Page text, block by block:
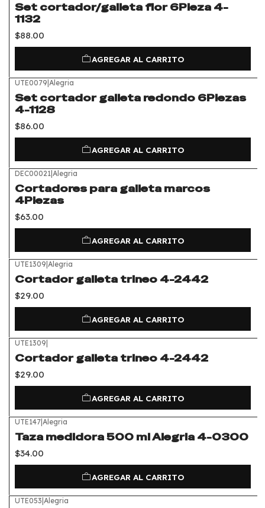
Set cortador/galleta flor 6Pieza 4-
1132
$88.00
AGREGAR AL CARRITO
UTE0079|Alegria
Set cortador galleta redondo 6Piezas
4-1128
$86.00
AGREGAR AL CARRITO
DEC00021|Alegria
Cortadores para galleta marcos
4Piezas
$63.00
AGREGAR AL CARRITO
UTE1309|Alegria
Cortador galleta trineo 4-2442
$29.00
AGREGAR AL CARRITO
UTE1309|
Cortador galleta trineo 4-2442
$29.00
AGREGAR AL CARRITO
UTE147|Alegria
Taza medidora 500 ml Alegria 4-0300
$34.00
AGREGAR AL CARRITO
UTE053|Alegria